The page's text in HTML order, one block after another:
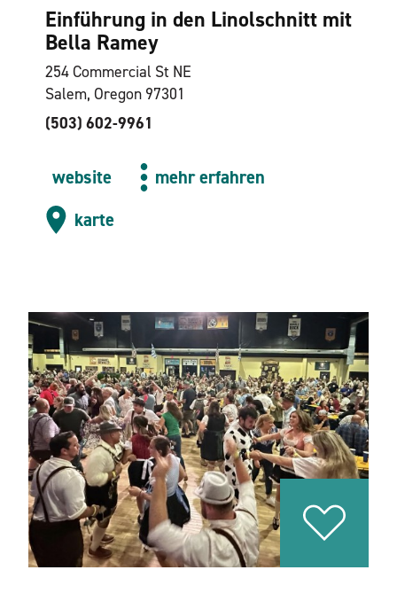
Einführung in den Linolschnitt mit
Bella Ramey
254 Commercial St NE
Salem, Oregon 97301
(503) 602-9961
website
mehr erfahren
karte